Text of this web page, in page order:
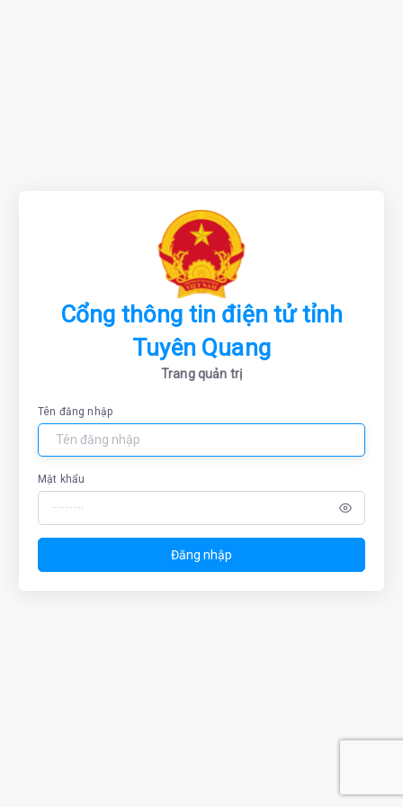
Cổng thông tin điện tử tỉnh
Tuyên Quang
Trang quản trị
Tên đăng nhập
Mật khẩu
Đăng nhập